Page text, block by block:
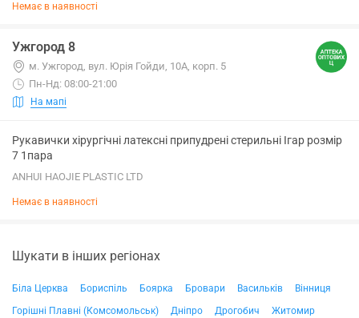
Немає в наявності
Ужгород 8
м. Ужгород, вул. Юрія Гойди, 10А, корп. 5
Пн-Нд: 08:00-21:00
На мапі
Рукавички хірургічні латексні припудрені стерильні Ігар розмір
7 1пара
ANHUI HAOJIE PLASTIC LTD
Немає в наявності
Шукати в інших регіонах
Біла Церква Бориспіль Боярка Бровари Васильків
Вінниця
Горішні Плавні (Комсомольськ)
Дніпро Дрогобич
Житомир